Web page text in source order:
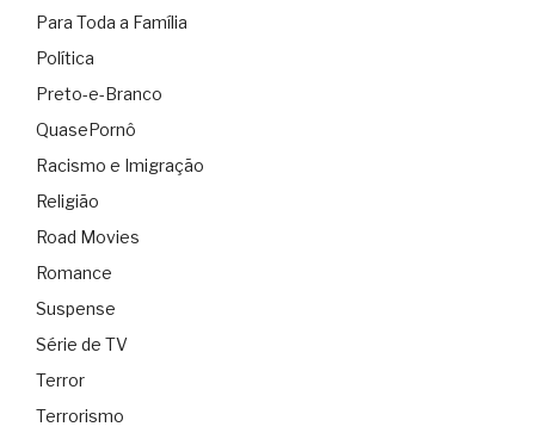
Para Toda a Família
Política
Preto-e-Branco
QuasePornô
Racismo e Imigração
Religião
Road Movies
Romance
Suspense
Série de TV
Terror
Terrorismo